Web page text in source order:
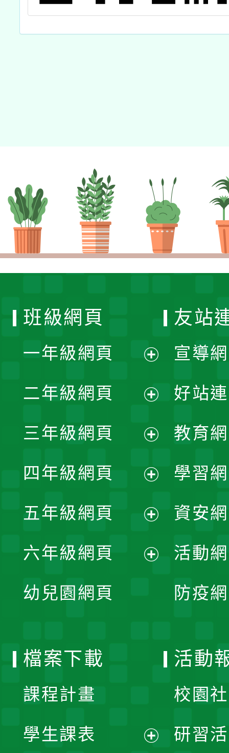
班級網頁
一年級網頁
開
選
單
二年級網頁
開
選
單
三年級網頁
開
選
單
四年級網頁
開
選
五年級網頁
開
六年級網頁
幼兒園網頁
友站
宣導
好站
教育
學習
資安
活動
防疫
檔案下載
課程計畫
學生課表
活動
校園
研習